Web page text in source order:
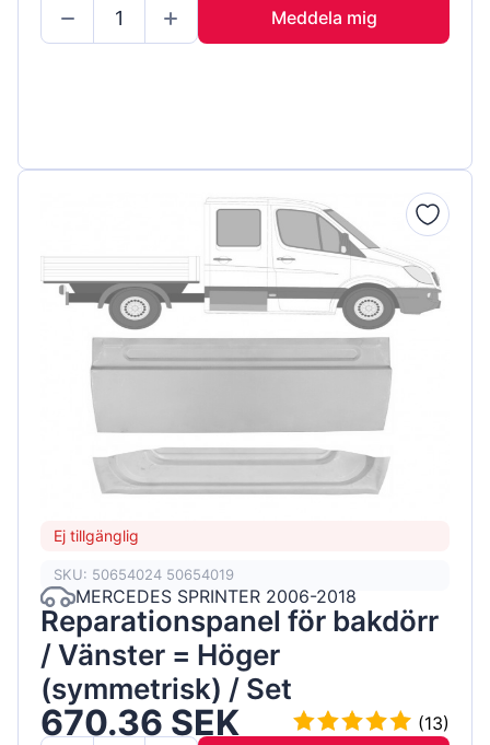
Meddela mig
Ej tillgänglig
SKU: 50654024 50654019
MERCEDES SPRINTER 2006-2018
Reparationspanel för bakdörr
/ Vänster = Höger
(symmetrisk) / Set
670.36 SEK
(13)